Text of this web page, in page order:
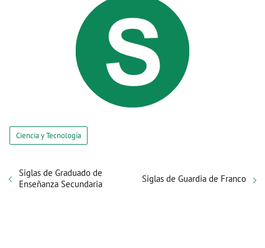
Ciencia y Tecnología
Siglas de Graduado de
Enseñanza Secundaria
Siglas de Guardia de Franco